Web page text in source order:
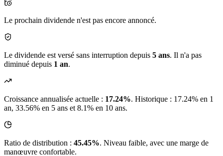
Le prochain dividende n'est pas encore annoncé.
Le dividende est versé sans interruption depuis 5 ans. Il n'a pas
diminué depuis 1 an.
Croissance annualisée actuelle : 17.24%. Historique : 17.24% en 1
an, 33.56% en 5 ans et 8.1% en 10 ans.
Ratio de distribution : 45.45%. Niveau faible, avec une marge de
manœuvre confortable.